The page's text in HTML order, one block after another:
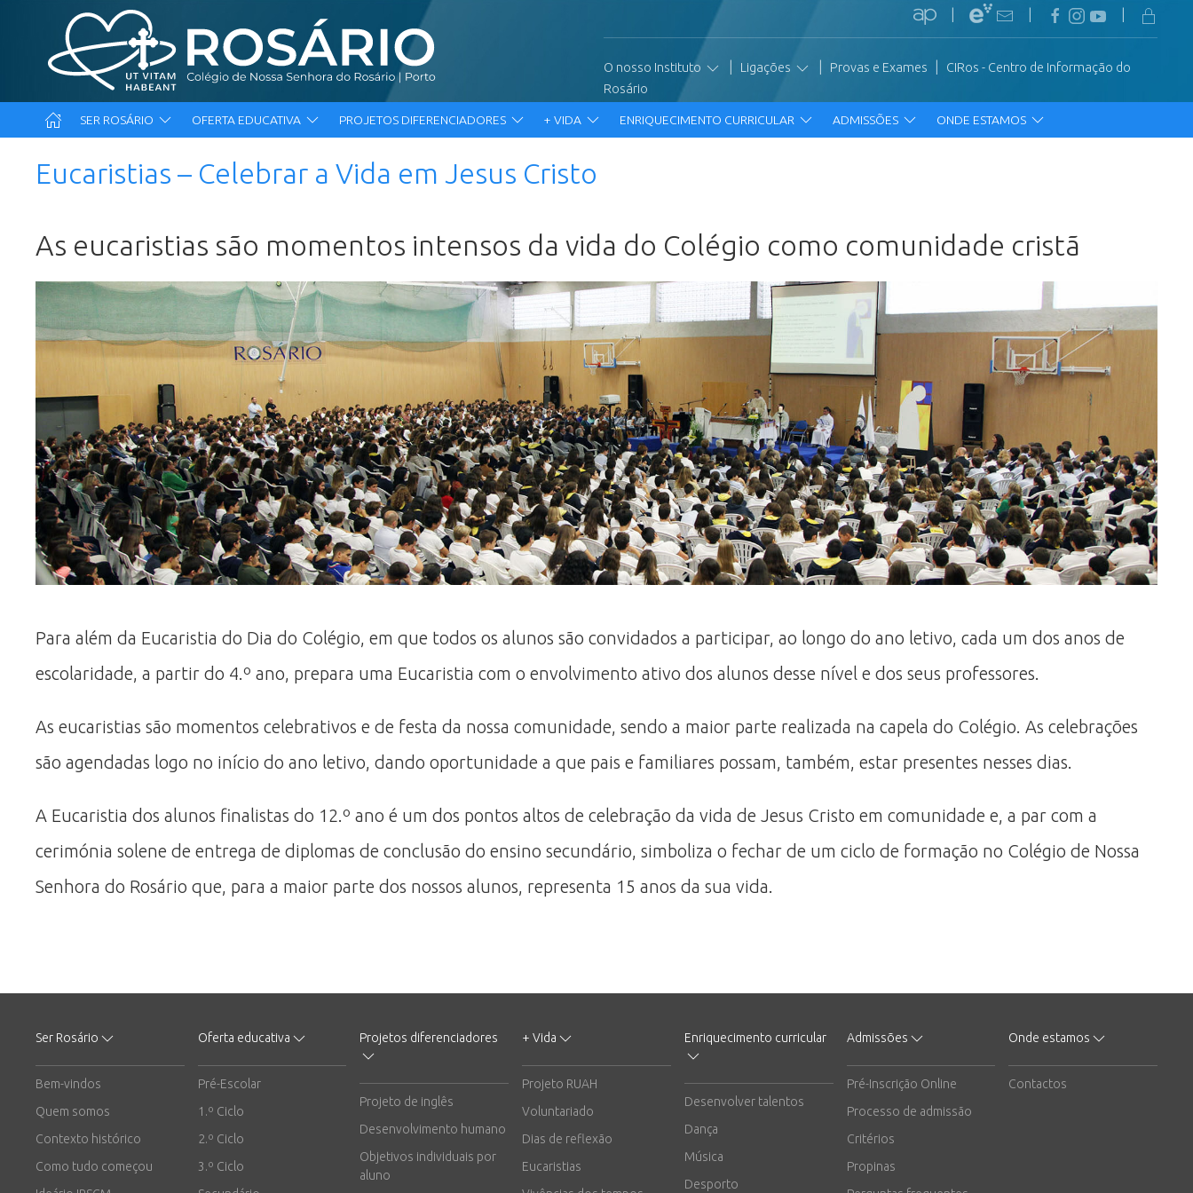
O nosso Instituto Ligações Provas e Exames
CIRos - Centro de Informação do
Rosário
SER ROSÁRIO OFERTA EDUCATIVA PROJETOS DIFERENCIADORES + VIDA ENRIQUECIMENTO CURRICULAR ADMISSÕES ONDE ESTAMOS
Eucaristias – Celebrar a Vida em Jesus Cristo
As eucaristias são momentos intensos da vida do Colégio como comunidade cristã
Para além da Eucaristia do Dia do Colégio, em que todos os alunos são convidados a participar, ao longo do ano letivo, cada um dos anos de
escolaridade, a partir do 4.º ano, prepara uma Eucaristia com o envolvimento ativo dos alunos desse nível e dos seus professores.
As eucaristias são momentos celebrativos e de festa da nossa comunidade, sendo a maior parte realizada na capela do Colégio. As celebrações
são agendadas logo no início do ano letivo, dando oportunidade a que pais e familiares possam, também, estar presentes nesses dias.
A Eucaristia dos alunos finalistas do 12.º ano é um dos pontos altos de celebração da vida de Jesus Cristo em comunidade e, a par com a
cerimónia solene de entrega de diplomas de conclusão do ensino secundário, simboliza o fechar de um ciclo de formação no Colégio de Nossa
Senhora do Rosário que, para a maior parte dos nossos alunos, representa 15 anos da sua vida.
Ser Rosário
Bem-vindos
Quem somos
Contexto histórico
Como tudo começou
Oferta educativa
Pré-Escolar
1.º Ciclo
2.º Ciclo
3.º Ciclo
Projetos diferenciadores
Projeto de inglês
Desenvolvimento humano
Objetivos individuais por
aluno
+ Vida
Projeto RUAH
Voluntariado
Dias de reflexão
Eucaristias
Enriquecimento curricular
Desenvolver talentos
Dança
Música
Desporto
Admissões
Pré-Inscrição Online
Processo de admissão
Critérios
Propinas
Onde estamos
Contactos